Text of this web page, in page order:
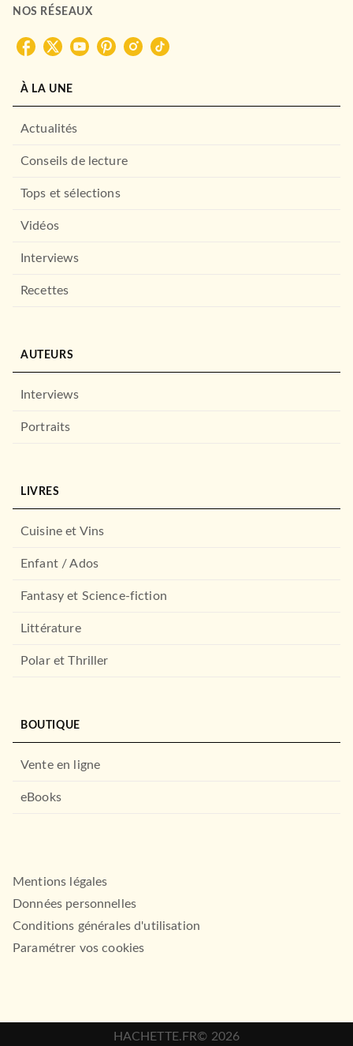
NOS RÉSEAUX
À LA UNE
Actualités
Conseils de lecture
Tops et sélections
Vidéos
Interviews
Recettes
AUTEURS
Interviews
Portraits
LIVRES
Cuisine et Vins
Enfant / Ados
Fantasy et Science-fiction
Littérature
Polar et Thriller
BOUTIQUE
Vente en ligne
eBooks
Mentions légales
Données personnelles
Conditions générales d'utilisation
Paramétrer vos cookies
HACHETTE.FR© 2026